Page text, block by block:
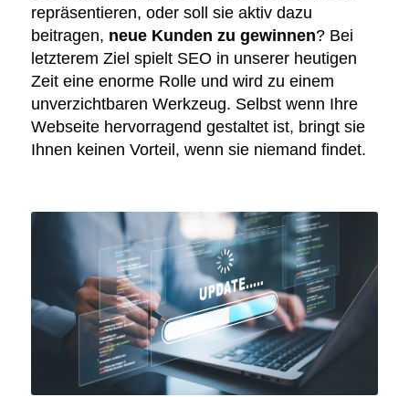
repräsentieren, oder soll sie aktiv dazu
beitragen, neue Kunden zu gewinnen? Bei
letzterem Ziel spielt SEO in unserer heutigen
Zeit eine enorme Rolle und wird zu einem
unverzichtbaren Werkzeug. Selbst wenn Ihre
Webseite hervorragend gestaltet ist, bringt sie
Ihnen keinen Vorteil, wenn sie niemand findet.